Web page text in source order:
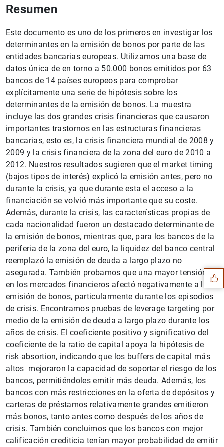
Resumen
Este documento es uno de los primeros en investigar los
determinantes en la emisión de bonos por parte de las
entidades bancarias europeas. Utilizamos una base de
datos única de en torno a 50.000 bonos emitidos por 63
bancos de 14 países europeos para comprobar
explícitamente una serie de hipótesis sobre los
determinantes de la emisión de bonos. La muestra
incluye las dos grandes crisis financieras que causaron
importantes trastornos en las estructuras financieras
bancarias, esto es, la crisis financiera mundial de 2008 y
2009 y la crisis financiera de la zona del euro de 2010 a
2012. Nuestros resultados sugieren que el market timing
(bajos tipos de interés) explicó la emisión antes, pero no
durante la crisis, ya que durante esta el acceso a la
financiación se volvió más importante que su coste.
Además, durante la crisis, las características propias de
cada nacionalidad fueron un destacado determinante de
la emisión de bonos, mientras que, para los bancos de la
periferia de la zona del euro, la liquidez del banco central
reemplazó la emisión de deuda a largo plazo no
asegurada. También probamos que una mayor tensión
en los mercados financieros afectó negativamente a la
emisión de bonos, particularmente durante los episodios
de crisis. Encontramos pruebas de leverage targeting por
medio de la emisión de deuda a largo plazo durante los
años de crisis. El coeficiente positivo y significativo del
coeficiente de la ratio de capital apoya la hipótesis de
risk absortion, indicando que los buffers de capital más
altos mejoraron la capacidad de soportar el riesgo de los
bancos, permitiéndoles emitir más deuda. Además, los
bancos con más restricciones en la oferta de depósitos y
carteras de préstamos relativamente grandes emitieron
más bonos, tanto antes como después de los años de
crisis. También concluimos que los bancos con mejor
calificación crediticia tenían mayor probabilidad de emitir
Sugerencias
1 2